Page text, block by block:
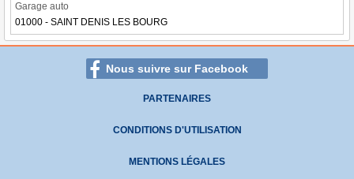
Garage auto
01000 - SAINT DENIS LES BOURG
Nous suivre sur Facebook
PARTENAIRES
CONDITIONS D'UTILISATION
MENTIONS LÉGALES